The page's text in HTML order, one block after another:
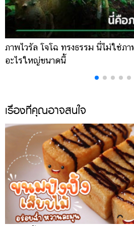
ภาพไวรัล โจโฉ ทรงธรรม นี่ไม่ใช่ภ
อะไรใหญ่ขนาดนี้
เรื่องที่คุณอาจสนใจ